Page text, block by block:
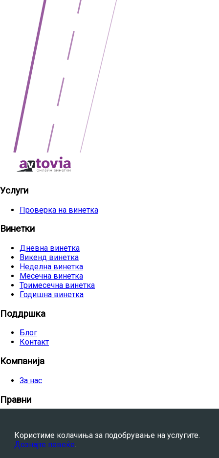
Користиме колачиња за подобрување на услугите.
Дознајте повеќе.
Услуги
Проверка на винетка
Винетки
Дневна винетка
Викенд винетка
Неделна винетка
Месечна винетка
Тримесечна винетка
Годишна винетка
Поддршка
Блог
Контакт
Компанија
За нас
Правни
Политика за колачиња